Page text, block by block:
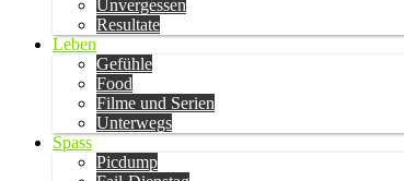
Unvergessen
Resultate
Leben
Gefühle
Food
Filme und Serien
Unterwegs
Spass
Picdump